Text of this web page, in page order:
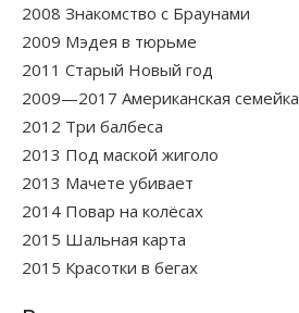
2008 Знакомство с Браунами
2009 Мэдея в тюрьме
2011 Старый Новый год
2009—2017 Американская семейка
2012 Три балбеса
2013 Под маской жиголо
2013 Мачете убивает
2014 Повар на колёсах
2015 Шальная карта
2015 Красотки в бегах